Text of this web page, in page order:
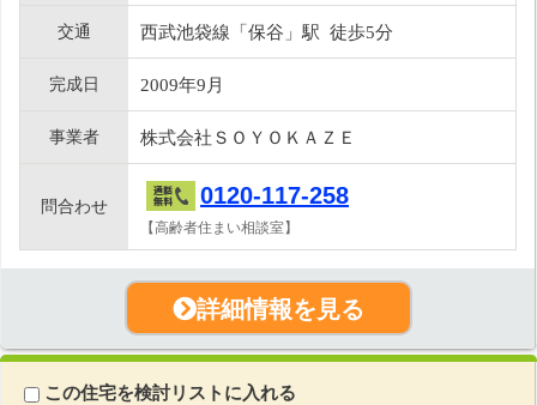
交通 西武池袋線「保谷」駅 徒歩5分
完成日 2009年9月
事業者 株式会社ＳＯＹＯＫＡＺＥ
問合わせ 0120-117-258
【高齢者住まい相談室】
詳細情報を見る
この住宅を検討リストに入れる